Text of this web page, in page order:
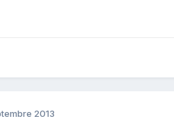
2013